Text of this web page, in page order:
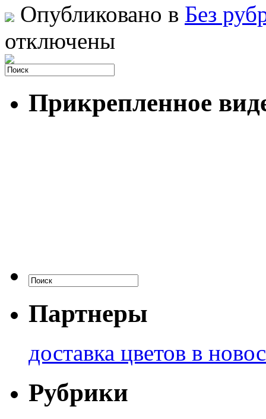
Опубликовано в Без
отключены
Прикрепленное
Партнеры
доставка цветов в
Рубрики